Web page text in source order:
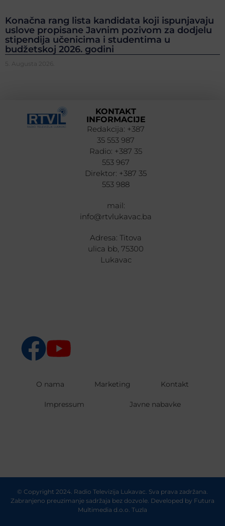
Konačna rang lista kandidata koji ispunjavaju
uslove propisane Javnim pozivom za dodjelu
stipendija učenicima i studentima u
budžetskoj 2026. godini
5. Augusta 2026.
KONTAKT
INFORMACIJE
Redakcija: +387
35 553 987
Radio: +387 35
553 967
Direktor: +387 35
553 988
mail:
info@rtvlukavac.ba
Adresa: Titova
ulica bb, 75300
Lukavac
O nama Marketing Kontakt
Impressum Javne nabavke
© Copyright 2024. Radio Televizija Lukavac. Sva prava zadržana.
Zabranjeno preuzimanje sadržaja bez dozvole. Developed by Futura
Multimedia d.o.o. Tuzla